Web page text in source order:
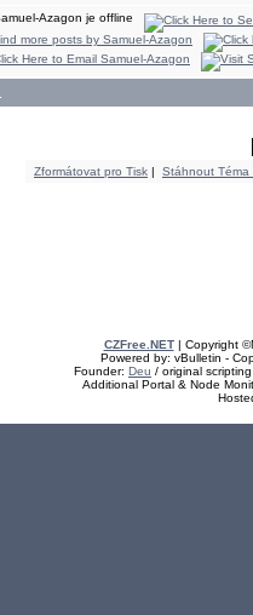
Zformátovat pro Tisk | Stáhnout Téma
CZFree.NET| Copyright
Powered by: vBulletin -
Founder: Deu / original
Additional Portal & Node